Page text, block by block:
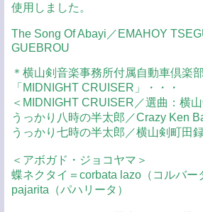
使用しました。
The Song Of Abayi／EMAHOY
GUEBROU
＊横山剣音楽事務所付属自動車倶楽
「MIDNIGHT CRUISER」・・・
＜MIDNIGHT CRUISER／選曲：横
うっかり八時の半太郎／Crazy Ken
うっかり七時の半太郎／横山剣町田
＜アボガド・ジョコヤマ＞
蝶ネクタイ＝corbata lazo（コルバー
pajarita（パハリータ）